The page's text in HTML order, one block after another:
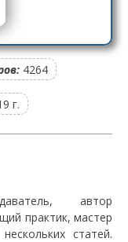
4264
г.
автор
практик, мастер
статей.